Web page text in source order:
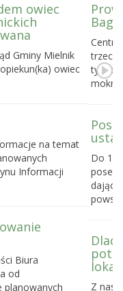
owiec
Gminy Mielnik
owiec
na temat
Informacji
Biura
od
planowanych
Do 16
Z